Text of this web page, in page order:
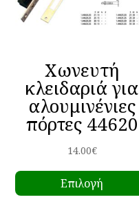
Χωνευτή
κλειδαριά για
αλουμινένιες
πόρτες 44620
14.00€
Επιλογή